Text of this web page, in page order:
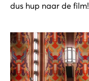
dus hup naar de film!